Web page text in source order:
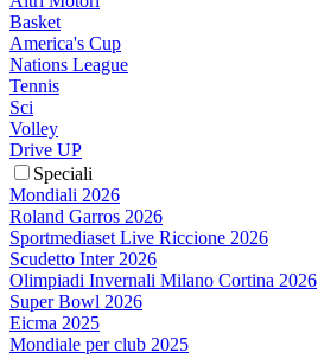
Basket
America's Cup
Nations League
Tennis
Sci
Volley
Drive UP
Speciali
Mondiali 2026
Roland Garros 2026
Sportmediaset Live Riccione 2026
Scudetto Inter 2026
Olimpiadi Invernali Milano Cortina 2026
Super Bowl 2026
Eicma 2025
Mondiale per club 2025